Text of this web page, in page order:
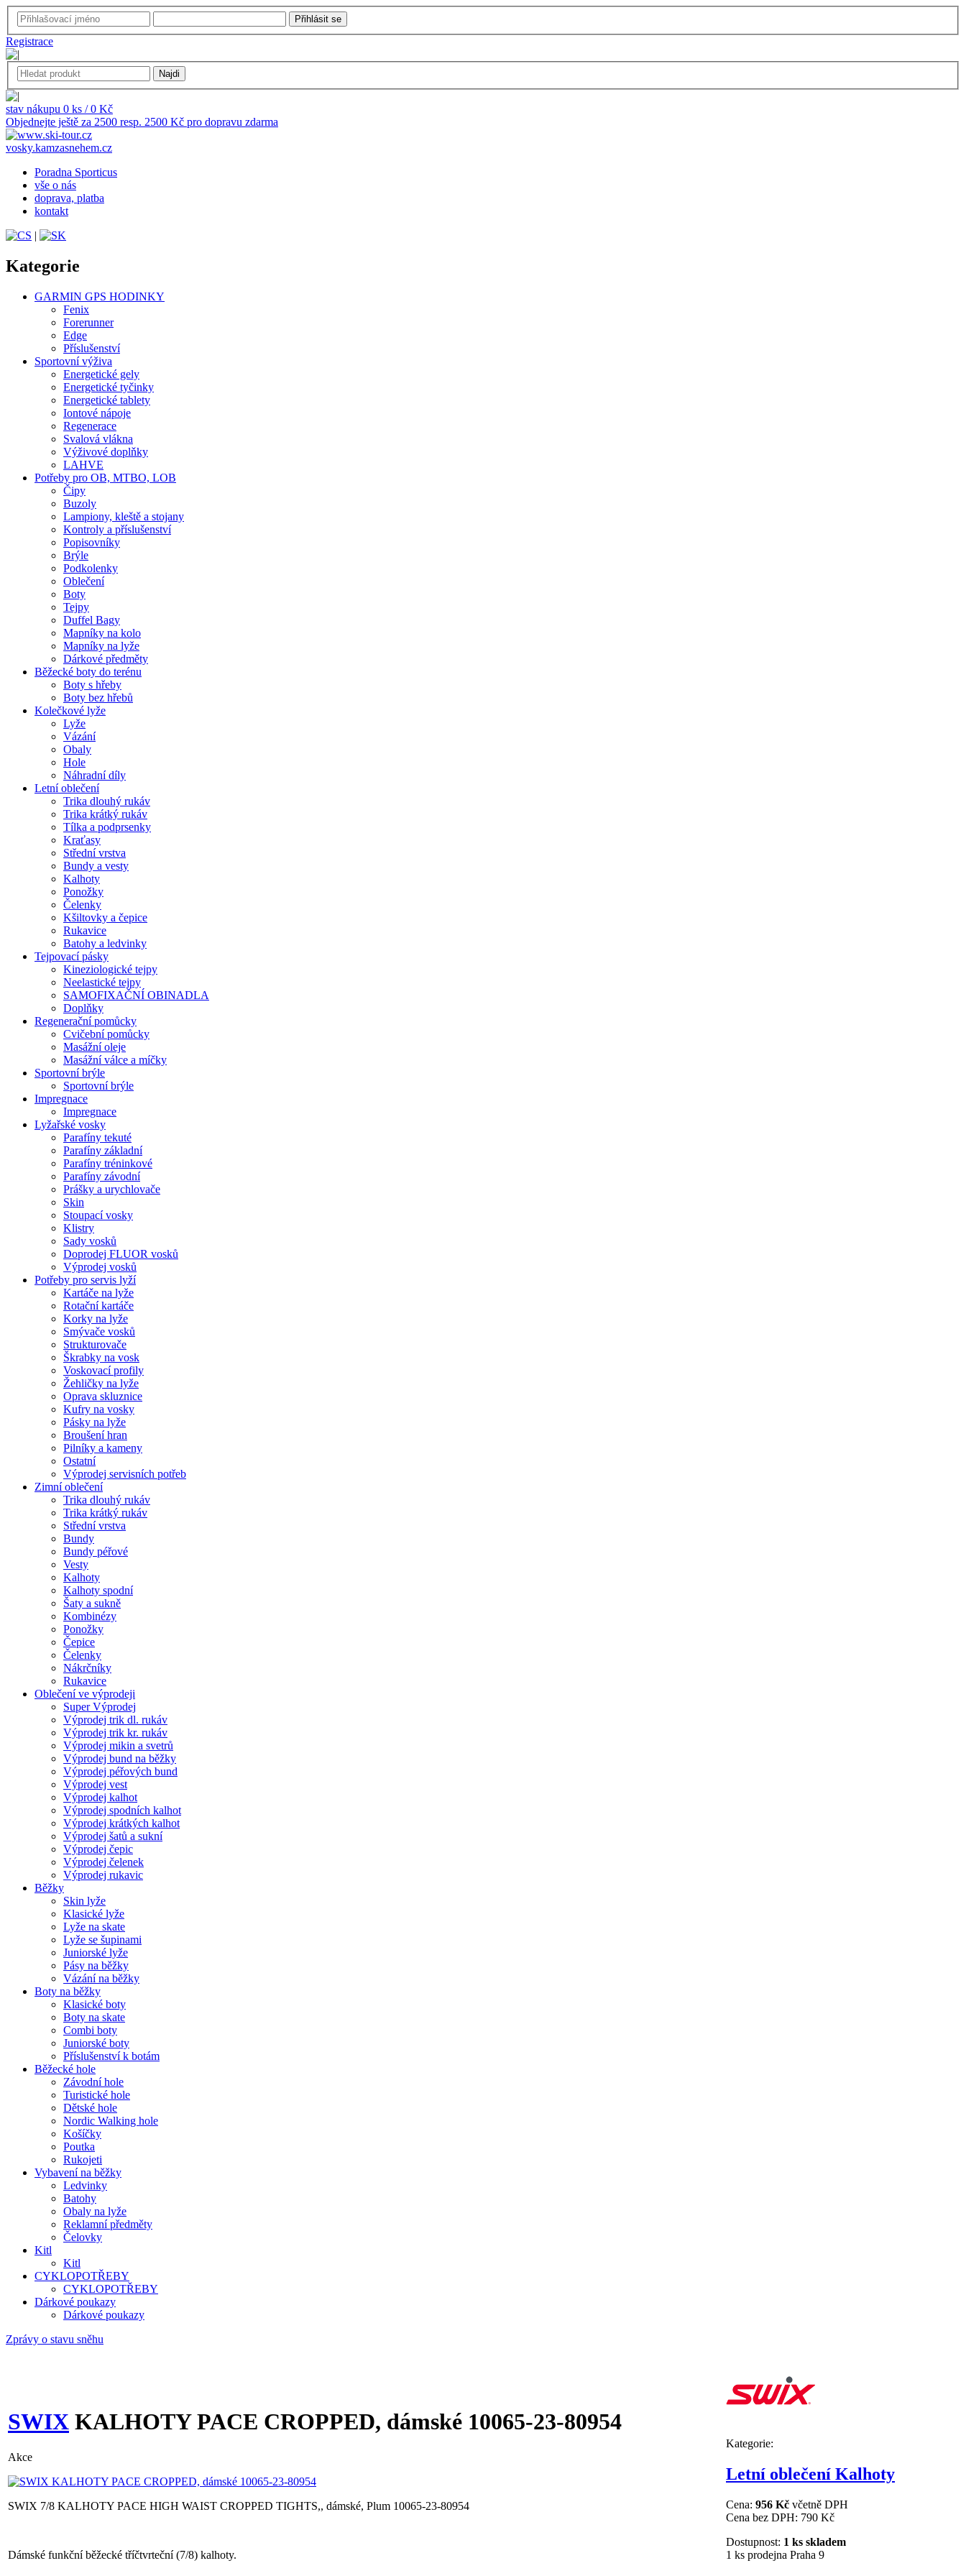
Registrace
stav nákupu 0 ks / 0 Kč
Objednejte ještě za 2500 resp. 2500 Kč pro dopravu zdarma
vosky.kamzasnehem.cz
Poradna Sporticus
vše o nás
doprava, platba
kontakt
|
Kategorie
GARMIN GPS HODINKY
Fenix
Forerunner
Edge
Příslušenství
Sportovní výživa
Energetické gely
Energetické tyčinky
Energetické tablety
Iontové nápoje
Regenerace
Svalová vlákna
Výživové doplňky
LAHVE
Potřeby pro OB, MTBO, LOB
Čipy
Buzoly
Lampiony, kleště a stojany
Kontroly a příslušenství
Popisovníky
Brýle
Podkolenky
Oblečení
Boty
Tejpy
Duffel Bagy
Mapníky na kolo
Mapníky na lyže
Dárkové předměty
Běžecké boty do terénu
Boty s hřeby
Boty bez hřebů
Kolečkové lyže
Lyže
Vázání
Obaly
Hole
Náhradní díly
Letní oblečení
Trika dlouhý rukáv
Trika krátký rukáv
Tílka a podprsenky
Kraťasy
Střední vrstva
Bundy a vesty
Kalhoty
Ponožky
Čelenky
Kšiltovky a čepice
Rukavice
Batohy a ledvinky
Tejpovací pásky
Kineziologické tejpy
Neelastické tejpy
SAMOFIXAČNÍ OBINADLA
Doplňky
Regenerační pomůcky
Cvičební pomůcky
Masážní oleje
Masážní válce a míčky
Sportovní brýle
Sportovní brýle
Impregnace
Impregnace
Lyžařské vosky
Parafíny tekuté
Parafíny základní
Parafíny tréninkové
Parafíny závodní
Prášky a urychlovače
Skin
Stoupací vosky
Klistry
Sady vosků
Doprodej FLUOR vosků
Výprodej vosků
Potřeby pro servis lyží
Kartáče na lyže
Rotační kartáče
Korky na lyže
Smývače vosků
Strukturovače
Škrabky na vosk
Voskovací profily
Žehličky na lyže
Oprava skluznice
Kufry na vosky
Pásky na lyže
Broušení hran
Pilníky a kameny
Ostatní
Výprodej servisních potřeb
Zimní oblečení
Trika dlouhý rukáv
Trika krátký rukáv
Střední vrstva
Bundy
Bundy péřové
Vesty
Kalhoty
Kalhoty spodní
Šaty a sukně
Kombinézy
Ponožky
Čepice
Čelenky
Nákrčníky
Rukavice
Oblečení ve výprodeji
Super Výprodej
Výprodej trik dl. rukáv
Výprodej trik kr. rukáv
Výprodej mikin a svetrů
Výprodej bund na běžky
Výprodej péřových bund
Výprodej vest
Výprodej kalhot
Výprodej spodních kalhot
Výprodej krátkých kalhot
Výprodej šatů a sukní
Výprodej čepic
Výprodej čelenek
Výprodej rukavic
Běžky
Skin lyže
Klasické lyže
Lyže na skate
Lyže se šupinami
Juniorské lyže
Pásy na běžky
Vázání na běžky
Boty na běžky
Klasické boty
Boty na skate
Combi boty
Juniorské boty
Příslušenství k botám
Běžecké hole
Závodní hole
Turistické hole
Dětské hole
Nordic Walking hole
Košíčky
Poutka
Rukojeti
Vybavení na běžky
Ledvinky
Batohy
Obaly na lyže
Reklamní předměty
Čelovky
Kitl
Kitl
CYKLOPOTŘEBY
CYKLOPOTŘEBY
Dárkové poukazy
Dárkové poukazy
Zprávy o stavu sněhu
SWIX KALHOTY PACE CROPPED, dámské 10065-23-80954
Akce
SWIX 7/8 KALHOTY PACE HIGH WAIST CROPPED TIGHTS,, dámské, Plum 10065-23-80954
Dámské funkční běžecké tříčtvrteční (7/8) kalhoty.
Kategorie:
Letní oblečení Kalhoty
Cena: 956 Kč včetně DPH
Cena bez DPH: 790 Kč
Dostupnost: 1 ks skladem
1 ks prodejna Praha 9